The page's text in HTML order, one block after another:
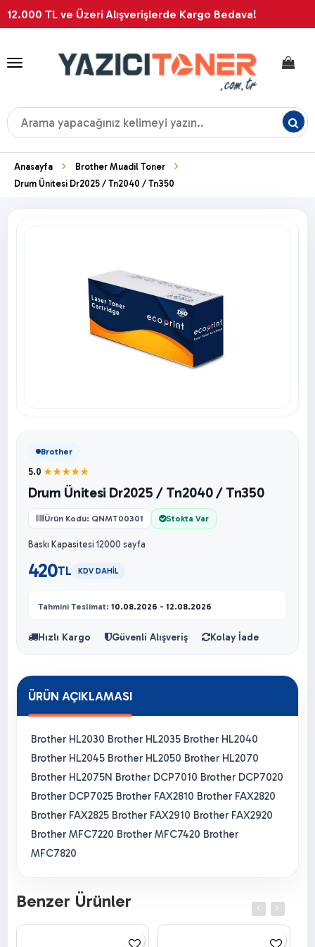
12.000 TL ve Üzeri Alışverişlerde Kargo Bedava!
Toggle
navigation
Anasayfa
Brother Muadil Toner
Drum Ünitesi Dr2025 / Tn2040 / Tn350
Brother
5.0 ★★★★★
Drum Ünitesi Dr2025 / Tn2040 / Tn350
Ürün Kodu: QNMT00301 Stokta Var
Baskı Kapasitesi 12000 sayfa
420TL KDV DAHİL
Tahmini Teslimat: 10.08.2026 - 12.08.2026
Hızlı Kargo Güvenli Alışveriş Kolay İade
ÜRÜN AÇIKLAMASI
Brother HL2030 Brother HL2035 Brother HL2040
Brother HL2045 Brother HL2050 Brother HL2070
Brother HL2075N Brother DCP7010 Brother DCP7020
Brother DCP7025 Brother FAX2810 Brother FAX2820
Brother FAX2825 Brother FAX2910 Brother FAX2920
Brother MFC7220 Brother MFC7420 Brother
MFC7820
Benzer Ürünler